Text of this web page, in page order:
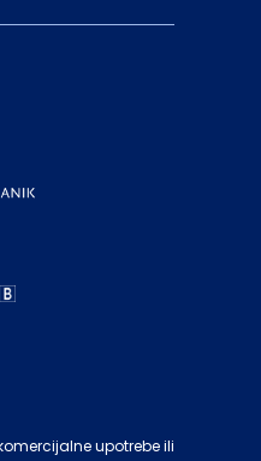
upotrebe ili